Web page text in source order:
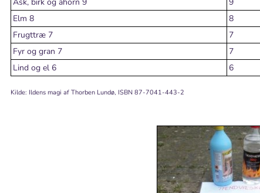
Elm 8
8
Frugttræ 7
7
Fyr og gran 7
7
Lind og el 6
6
Kilde: Ildens magi af Thorben Lundø, ISBN 87-7041-443-2